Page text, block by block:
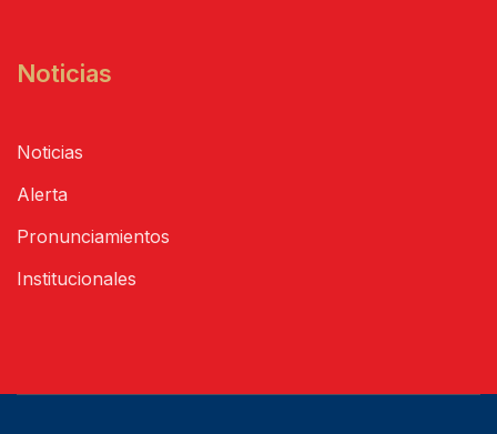
Noticias
Noticias
Alerta
Pronunciamientos
Institucionales